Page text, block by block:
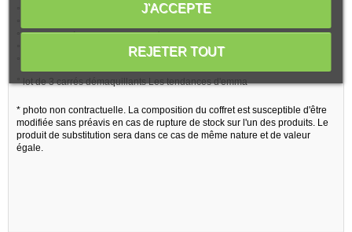
° Marilou Bio Crème de jour 30ml
° Avril Vernis à ongles Rouge Opéra 19 7ml
° Makibio Mascara volume noir 9ml
° lot de 3 carrés démaquillants Les tendances d'emma
* photo non contractuelle. La composition du coffret est susceptible d'être
modifiée sans préavis en cas de rupture de stock sur l'un des produits. Le
produit de substitution sera dans ce cas de même nature et de valeur
égale.
REJETER TOUT
J'ACCEPTE